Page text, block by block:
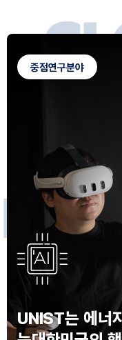
GL
CA
FU
NN
중점연구분야
UNIST는 에너